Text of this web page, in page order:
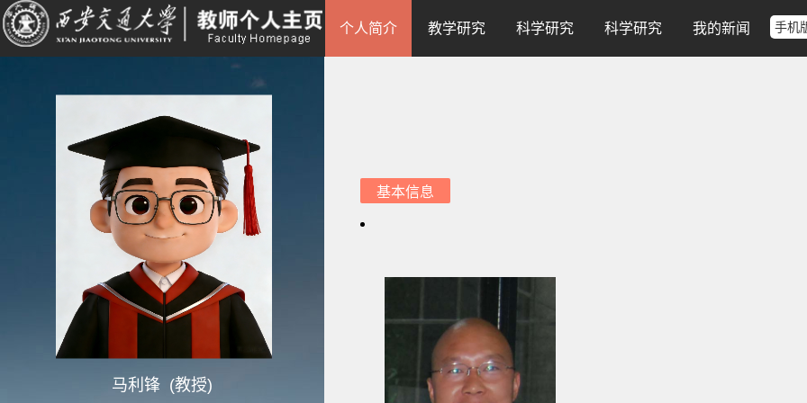
马利锋 (教授)
个人简介 教学研究 科学研究 科学研究 我的新闻 手机
基本信息